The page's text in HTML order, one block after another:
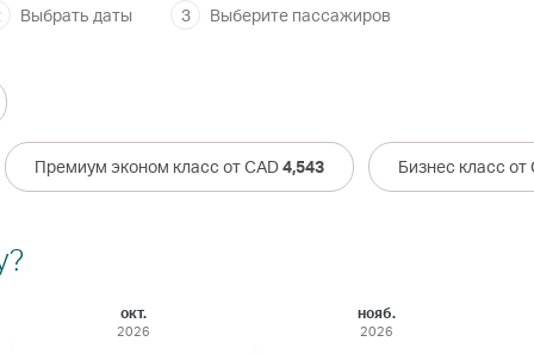
Выбрать даты 3 Выберите пассажиров
Премиум эконом класс от CAD4,543 Бизнес класс от
окт.
2026
нояб.
2026